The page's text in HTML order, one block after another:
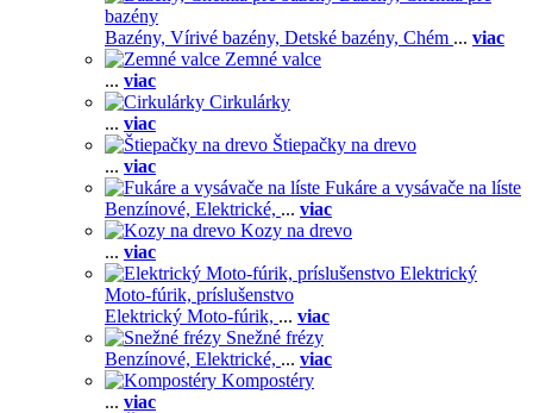
bazény
Bazény, Vírivé bazény, Detské bazény, Chém ... viac
Zemné valce
... viac
Cirkulárky
... viac
Štiepačky na drevo
... viac
Fukáre a vysávače na líste
Benzínové, Elektrické, ... viac
Kozy na drevo
... viac
Elektrický
Moto-fúrik, príslušenstvo
Elektrický Moto-fúrik, ... viac
Snežné frézy
Benzínové, Elektrické, ... viac
Kompostéry
... viac